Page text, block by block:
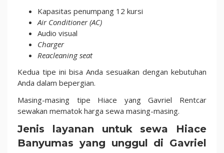
Kapasitas penumpang 12 kursi
Air Conditioner (AC)
Audio visual
Charger
Reacleaning seat
Kedua tipe ini bisa Anda sesuaikan dengan kebutuhan
Anda dalam bepergian.
Masing-masing tipe Hiace yang Gavriel Rentcar
sewakan mematok harga sewa masing-masing.
Jenis layanan untuk sewa Hiace
Banyumas yang unggul di Gavriel